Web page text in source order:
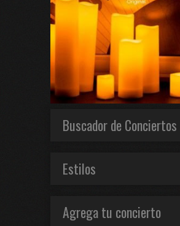
Buscador de Conciertos
Estilos
Agrega tu concierto